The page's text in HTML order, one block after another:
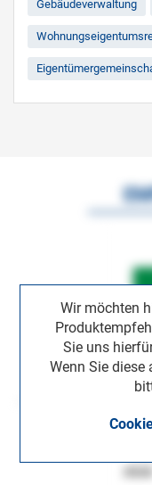
Gebäudeverwaltung
Wir möchten
Sie uns
Wenn Sie diese